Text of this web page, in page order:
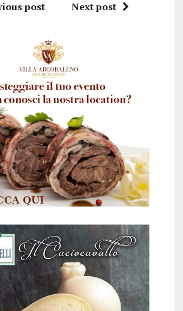
post Next post